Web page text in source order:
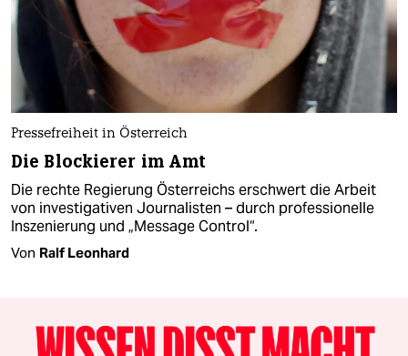
Pressefreiheit in Österreich
Die Blockierer im Amt
Die rechte Regierung Österreichs erschwert die Arbeit
von investigativen Journalisten – durch professionelle
Inszenierung und „Message Control“.
Von Ralf Leonhard